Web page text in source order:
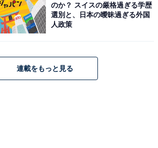
もう1度読みたい「漫画家・高橋留美子さん」作
ランキング！ 2位『うる星やつら』、1位は？
のか？ スイスの厳格過ぎる学歴
選別と、日本の曖昧過ぎる外国
人政策
連載をもっと見る